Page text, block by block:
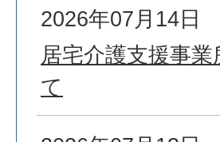
2026年07月14日
居宅介護支援事
て